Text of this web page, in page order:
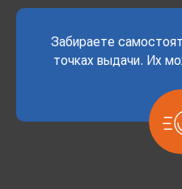
Забираете
точках выдачи. Их